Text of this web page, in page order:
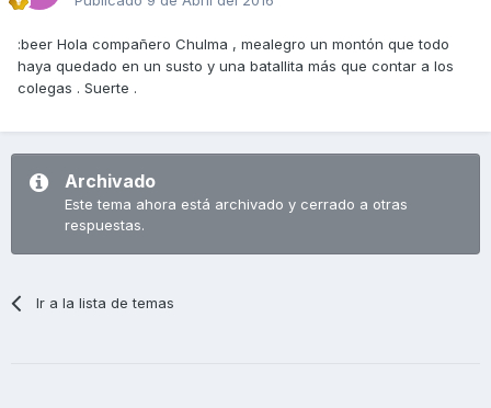
:beer Hola compañero Chulma , mealegro un montón que todo
haya quedado en un susto y una batallita más que contar a los
colegas . Suerte .
Archivado
Este tema ahora está archivado y cerrado a otras
respuestas.
Ir a la lista de temas